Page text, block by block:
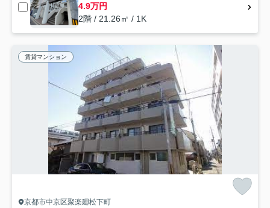
4.9万円
2階 / 21.26㎡ / 1K
賃貸マンション
京都市中京区聚楽廻松下町